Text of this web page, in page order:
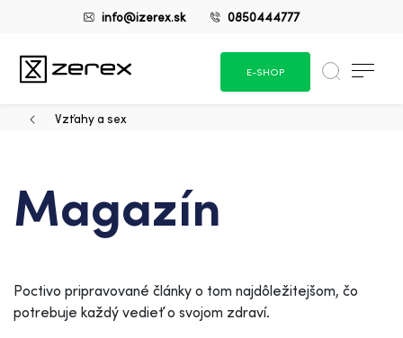
info@izerex.sk 0850444777
E-SHOP
Vzťahy a sex
Magazín
Poctivo pripravované články o tom najdôležitejšom, čo
potrebuje každý vedieť o svojom zdraví.